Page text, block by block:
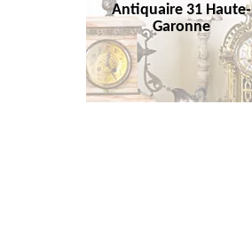
Antiquaire 31 Haute-
Garonne